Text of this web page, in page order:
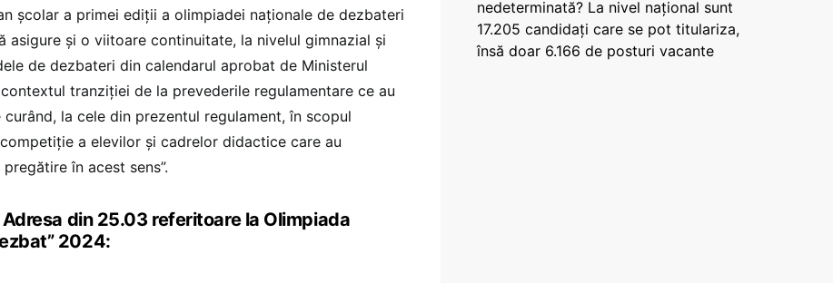
școlar a primei ediții a olimpiadei naționale de dezbateri
asigure și o viitoare continuitate, la nivelul gimnazial și
de dezbateri din calendarul aprobat de Ministerul
tranziției de la prevederile regulamentare ce au
la cele din prezentul regulament, în scopul
a elevilor și cadrelor didactice care au
în acest sens”.
Adresa din 25.03 referitoare la Olimpiada
2024:
nedeterminată? La nivel național sunt
17.205 candidați care se pot titulariza,
însă doar 6.166 de posturi vacante